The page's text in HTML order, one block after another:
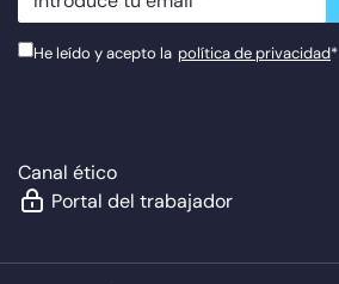
He leído y acepto la política de privacidad*
Canal ético
Portal del trabajador